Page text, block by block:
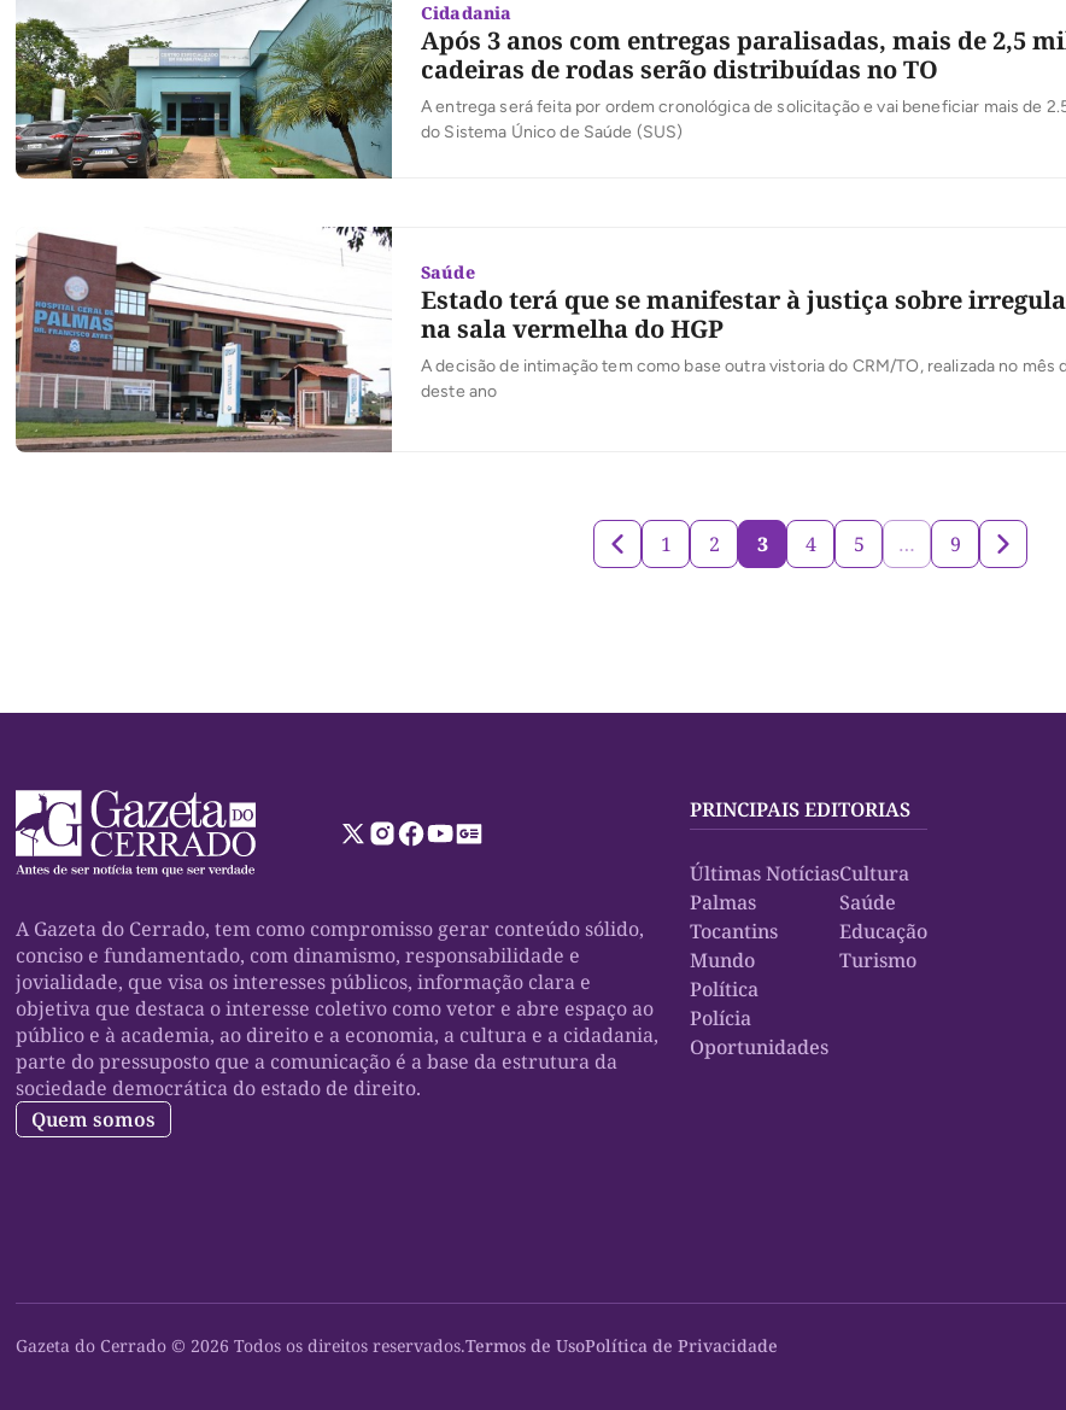
Cidadania
Após 3 anos com entregas paralisadas, mais de 2,5
cadeiras de rodas serão distribuídas no TO
A entrega será feita por ordem cronológica de solicitação e vai beneficiar mais de
do Sistema Único de Saúde (SUS)
Saúde
Estado terá que se manifestar à justiça sobre
na sala vermelha do HGP
A decisão de intimação tem como base outra vistoria do CRM/TO, realizada no mês
deste ano
1 2 3 4 5 … 9
A Gazeta do Cerrado, tem como compromisso gerar conteúdo sólido,
conciso e fundamentado, com dinamismo, responsabilidade e
jovialidade, que visa os interesses públicos, informação clara e
objetiva que destaca o interesse coletivo como vetor e abre espaço ao
público e à academia, ao direito e a economia, a cultura e a cidadania,
parte do pressuposto que a comunicação é a base da estrutura da
sociedade democrática do estado de direito.
Quem somos
PRINCIPAIS EDITORIAS
Últimas Notícias
Palmas
Tocantins
Mundo
Política
Polícia
Oportunidades
Cultura
Saúde
Educação
Turismo
Gazeta do Cerrado © 2026 Todos os direitos reservados.Termos de UsoPolítica de Privacidade